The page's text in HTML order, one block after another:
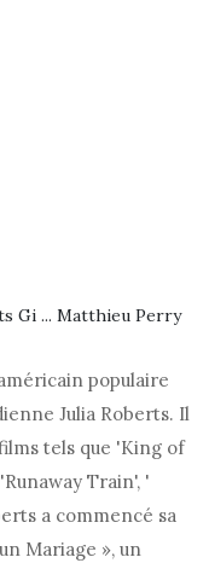
Gi ... Matthieu Perry
populaire
Julia Roberts. Il
tels que 'King of
Train', '
a commencé sa
Mariage », un